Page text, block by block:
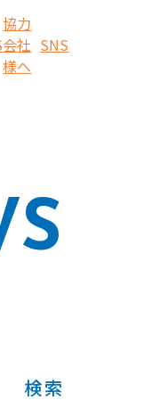
協力
会社
様へ
SNS
検索